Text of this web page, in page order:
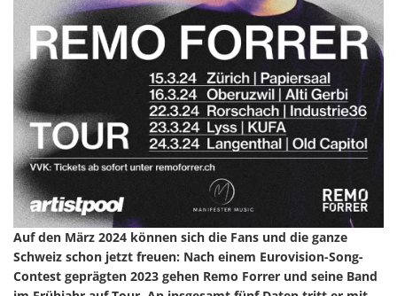
Auf den März 2024 können sich die Fans und die ganze
Schweiz schon jetzt freuen: Nach einem Eurovision-Song-
Contest geprägten 2023 gehen Remo Forrer und seine Band